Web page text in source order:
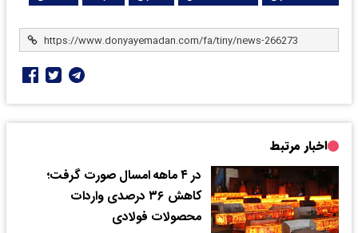
اخبار مرتبط
در ۴ ماهه امسال صورت گرفت؛
کاهش ۳۶ درصدی واردات
محصولات فولادی